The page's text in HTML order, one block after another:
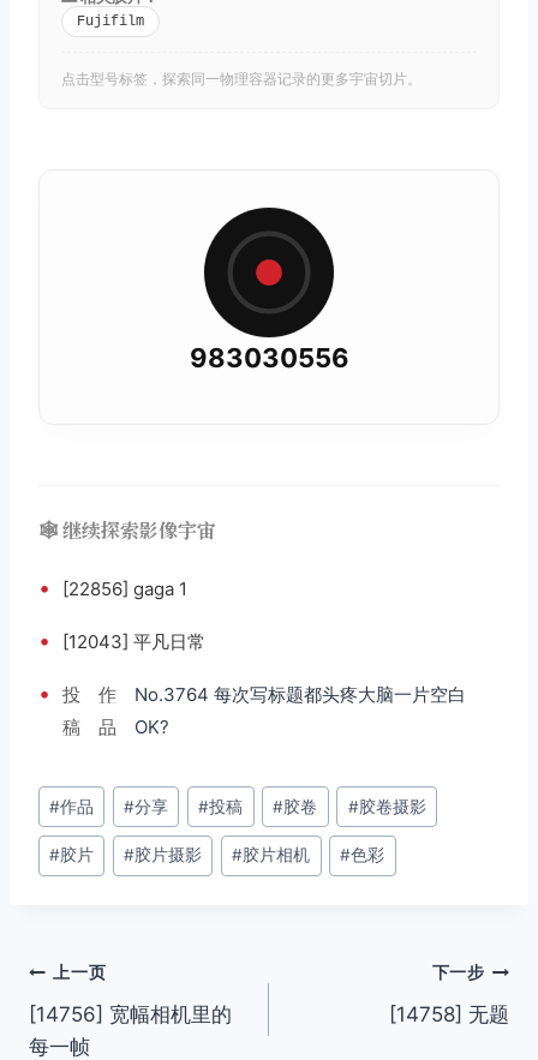
Fujifilm
点击型号标签，探索同一物理容器记录的更多宇宙切片。
983030556
🕸️ 继续探索影像宇宙
• [22856] gaga 1
• [12043] 平凡日常
•
投
稿
作
品
No.3764 每次写标题都头疼大脑一片空白
OK?
文
章
标
#作品 #分享 #投稿 #胶卷 #胶卷摄影
#胶片 #胶片摄影 #胶片相机 #色彩
文
章
上一页
[14756] 宽幅相机里的
每一帧
下一步
[14758] 无题